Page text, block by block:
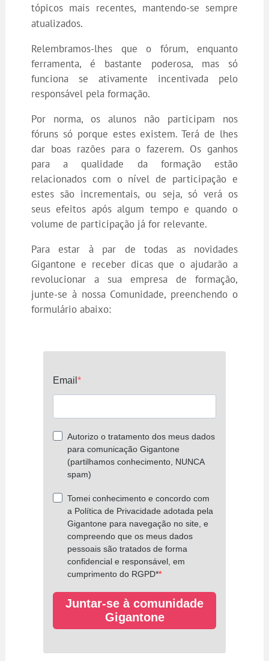
tópicos mais recentes, mantendo-se sempre
atualizados.
Relembramos-lhes que o fórum, enquanto
ferramenta, é bastante poderosa, mas só
funciona se ativamente incentivada pelo
responsável pela formação.
Por norma, os alunos não participam nos
fóruns só porque estes existem. Terá de lhes
dar boas razões para o fazerem. Os ganhos
para a qualidade da formação estão
relacionados com o nível de participação e
estes são incrementais, ou seja, só verá os
seus efeitos após algum tempo e quando o
volume de participação já for relevante.
Para estar à par de todas as novidades
Gigantone e receber dicas que o ajudarão a
revolucionar a sua empresa de formação,
junte-se à nossa Comunidade, preenchendo o
formulário abaixo: